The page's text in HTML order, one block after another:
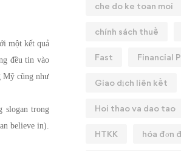
một kết quả
đều tin vào
Mỹ cũng như
slogan trong
believe in).
che do ke toan moi
chính sách thuế
Fast Financial
Giao dịch liên kết
Hoi thao va dao tao
HTKK hóa đơn